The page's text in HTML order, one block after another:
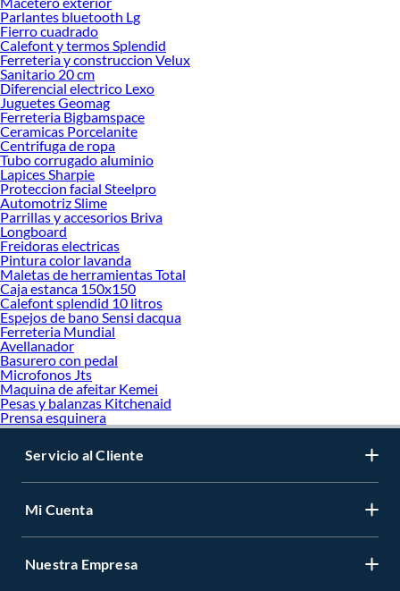
Mopa
Tendedero de ropa
Parlantes bluetooth Lg
Fierro cuadrado
Calefont y termos Splendid
Ferreteria y construccion Velux
Sanitario 20 cm
Diferencial electrico Lexo
Juguetes Geomag
Ferreteria Bigbamspace
Ceramicas Porcelanite
Centrifuga de ropa
Tubo corrugado aluminio
Lapices Sharpie
Proteccion facial Steelpro
Automotriz Slime
Parrillas y accesorios Briva
Longboard
Freidoras electricas
Pintura color lavanda
Maletas de herramientas Total
Caja estanca 150x150
Calefont splendid 10 litros
Espejos de bano Sensi dacqua
Ferreteria Mundial
Avellanador
Basurero con pedal
Microfonos Jts
Maquina de afeitar Kemei
Pesas y balanzas Kitchenaid
Prensa esquinera
Servicio al Cliente
Mi Cuenta
Nuestra Empresa